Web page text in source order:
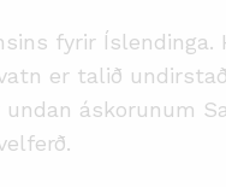
fyrir
er talið
áskorunum